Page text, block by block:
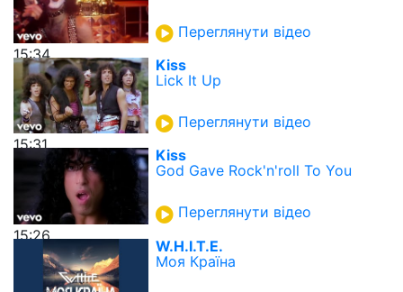
15:34
Переглянути відео
15:31
Kiss
Lick It Up
Переглянути відео
15:26
Kiss
God Gave Rock'n'roll To You
Переглянути відео
W.H.I.T.E.
Моя Країна